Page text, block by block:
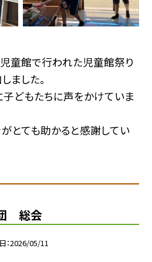
児童館で行われた児童館祭り
ました。
どもたちに声をかけていま
とても助かると感謝してい
総会
2026/05/11